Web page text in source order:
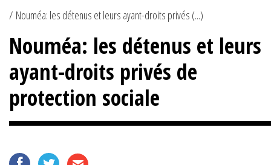
Nouméa: les détenus et leurs ayant-droits privés (...)
Nouméa: les détenus et leurs
ayant-droits privés de
protection sociale